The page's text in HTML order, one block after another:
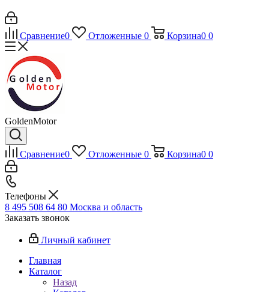
Сравнение0 Отложенные 0 Корзина0 0
GoldenMotor
Сравнение0 Отложенные 0 Корзина0 0
Телефоны
8 495 508 64 80 Москва и область
Заказать звонок
Личный кабинет
Главная
Каталог
Назад